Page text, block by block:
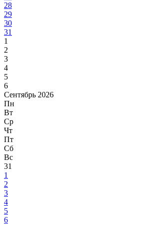
28
29
30
31
1
2
3
4
5
6
Сентябрь 2026
Пн
Вт
Ср
Чт
Пт
Сб
Вс
31
1
2
3
4
5
6